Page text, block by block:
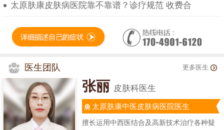
太原肤康皮肤病医院靠不靠谱？诊疗规范 收费合
医生团队 更多医生
张丽 皮肤科医生
太原肤康中医皮肤病医院医生
擅长运用中西医结合及高新技术治疗各种疑